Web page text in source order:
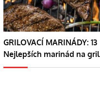
GRILOVACÍ MARINÁDY: 13
Nejlepších marinád na gril